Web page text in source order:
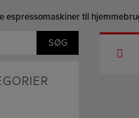
espressomaskiner til
Søg
efter:
SØG